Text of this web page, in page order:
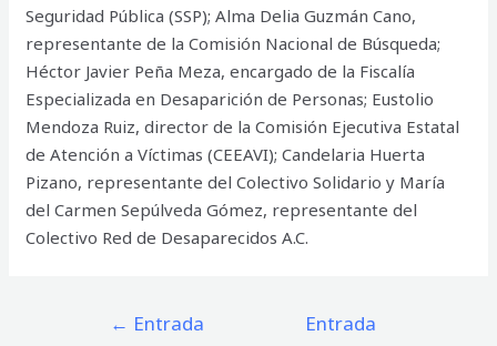
Seguridad Pública (SSP); Alma Delia Guzmán Cano,
representante de la Comisión Nacional de Búsqueda;
Héctor Javier Peña Meza, encargado de la Fiscalía
Especializada en Desaparición de Personas; Eustolio
Mendoza Ruiz, director de la Comisión Ejecutiva Estatal
de Atención a Víctimas (CEEAVI); Candelaria Huerta
Pizano, representante del Colectivo Solidario y María
del Carmen Sepúlveda Gómez, representante del
Colectivo Red de Desaparecidos A.C.
Navegación
← Entrada
Entrada